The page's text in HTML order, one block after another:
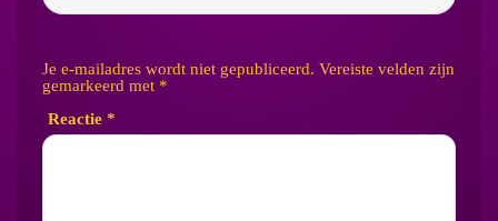
Je e-mailadres wordt niet gepubliceerd. Vereiste velden zijn
gemarkeerd met *
Reactie *